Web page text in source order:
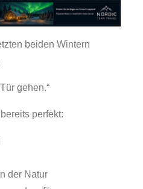
beiden Wintern
gehen.“
perfekt:
der Natur